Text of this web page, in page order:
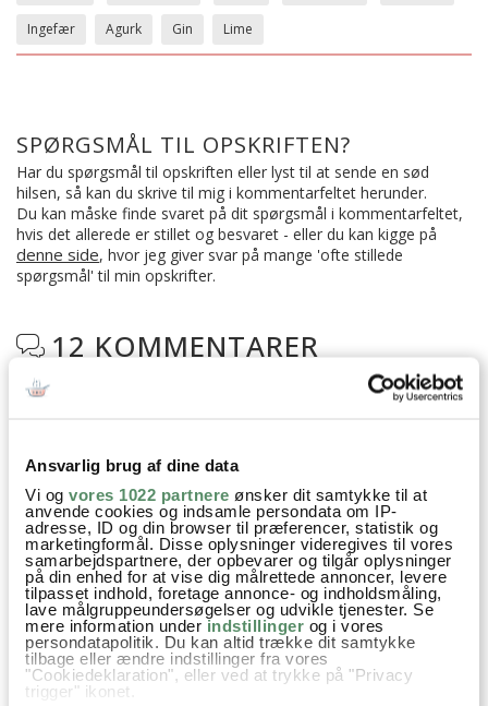
Ansvarlig brug af dine data
Vi og vores 1022 partnere ønsker dit samtykke til at
anvende cookies og indsamle persondata om IP-
adresse, ID og din browser til præferencer, statistik og
marketingformål. Disse oplysninger videregives til vores
samarbejdspartnere, der opbevarer og tilgår oplysninger
på din enhed for at vise dig målrettede annoncer, levere
tilpasset indhold, foretage annonce- og indholdsmåling,
lave målgruppeundersøgelser og udvikle tjenester. Se
mere information under indstillinger og i vores
persondatapolitik. Du kan altid trække dit samtykke
tilbage eller ændre indstillinger fra vores
"Cookiedeklaration", eller ved at trykke på "Privacy
trigger" ikonet.
Ingefær Agurk Gin Lime
SPØRGSMÅL TIL OPSKRIFTEN?
Har du spørgsmål til opskriften eller lyst til at sende en sød
hilsen, så kan du skrive til mig i kommentarfeltet herunder.
Du kan måske finde svaret på dit spørgsmål i kommentarfeltet,
hvis det allerede er stillet og besvaret - eller du kan kigge på
denne side, hvor jeg giver svar på mange 'ofte stillede
spørgsmål' til min opskrifter.
 12 KOMMENTARER
Vi er blevet ret glade for denne version, men jeg har lige et
opklarende spørgsmål og en kommentar.
Spørgsmål: Der står: “1 lime, 6 cl limesaft”, er det fordi, du
mener, der kommer 6 cl ud af 1 lime? Jeg får som regel ca. 2
cl ud af mine, så måske du får fat i nogle mere saftige limes
end mig :)
Kommentar: Fordi tonicen ikke står i ingredienslisten, for jeg
ikke indkøbt den og mangler den derfor, når jeg står klar til
at lave denne skønne drink.